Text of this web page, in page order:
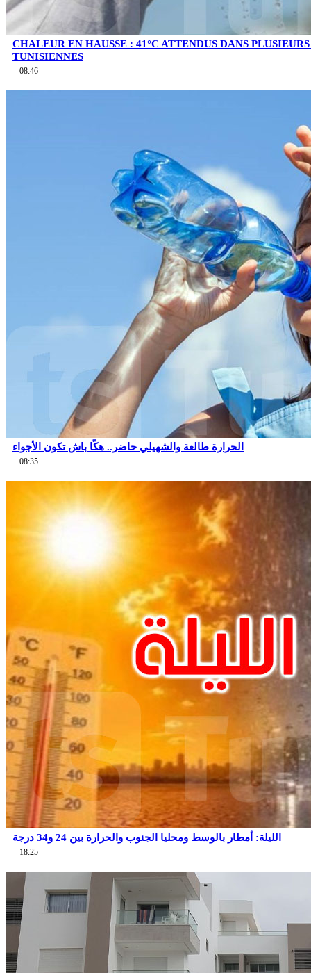
CHALEUR EN HAUSSE : 41°C ATTENDUS DANS
TUNISIENNES
08:46
الحرارة طالعة والشهيلي حاضر.. هكّا باش تكون الأجواء
08:35
الليلة: أمطار بالوسط ومحليا الجنوب والحرارة بين 24 و34 درجة
18:25